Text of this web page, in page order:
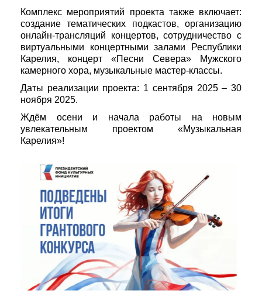
Комплекс мероприятий проекта также включает:
создание тематических подкастов, организацию
онлайн-трансляций концертов, сотрудничество с
виртуальными концертными залами Республики
Карелия, концерт «Песни Севера» Мужского
камерного хора, музыкальные мастер-классы.
Даты реализации проекта: 1 сентября 2025 – 30
ноября 2025.
Ждём осени и начала работы на новым
увлекательным проектом «Музыкальная
Карелия»!